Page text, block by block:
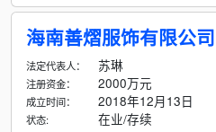
海南善熠服饰有限公司
法定代表人： 苏琳
注册资金： 2000万元
成立时间： 2018年12月13日
状态: 在业/存续